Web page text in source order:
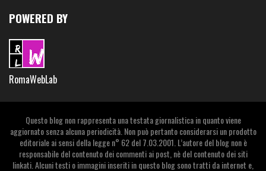
POWERED BY
RomaWebLab
Questo blog non rappresenta una testata giornalistica in quanto viene
aggiornato senza alcuna periodicità. Non può pertanto considerarsi un prodotto
editoriale ai sensi della legge n° 62 del 7.03.2001. L’autore del blog non è
responsabile del contenuto dei commenti ai post, nè del contenuto dei siti
linkati. Alcuni testi o immagini inseriti in questo blog sono tratti da internet e,